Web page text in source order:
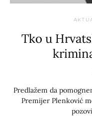
Tko u
Predlažem da
Premijer Plenković